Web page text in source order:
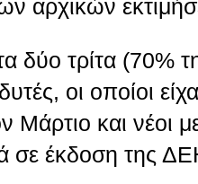
αρχικών
δύο τρίτα (70%
οι οποίοι
και νέοι
σε έκδοση της